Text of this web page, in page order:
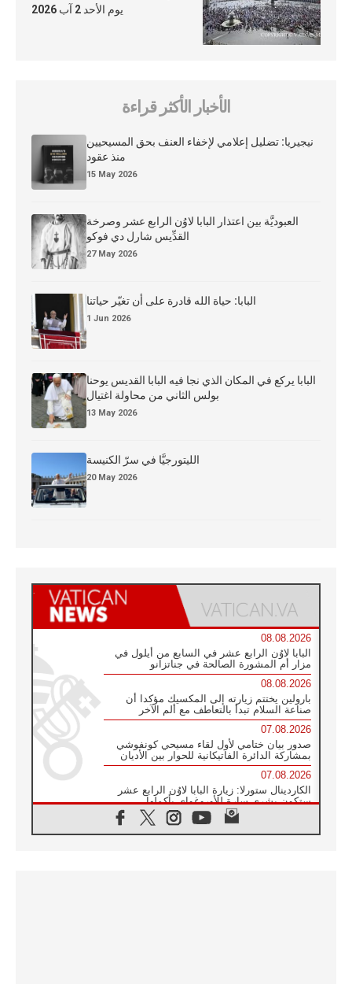
يوم الأحد 2 آب 2026
الأخبار الأكثر قراءة
نيجيريا: تضليل إعلامي لإخفاء العنف بحق المسيحيين
منذ عقود
15 May 2026
العبوديَّة بين اعتذار البابا لاوُن الرابع عشر وصرخة
القدِّيس شارل دي فوكو
27 May 2026
البابا: حياة الله قادرة على أن تغيّر حياتنا
1 Jun 2026
البابا يركع في المكان الذي نجا فيه البابا القديس يوحنا
بولس الثاني من محاولة اغتيال
13 May 2026
الليتورجيَّا في سرّ الكنيسة
20 May 2026
08.08.2026
البابا لاوُن الرابع عشر في السابع من أيلول في
مزار أم المشورة الصالحة في جناتزانو
08.08.2026
بارولين يختتم زيارته إلى المكسيك مؤكدا أن
صناعة السلام تبدأ بالتعاطف مع ألم الآخر
07.08.2026
صدور بيان ختامي لأول لقاء مسيحي كونفوشي
بمشاركة الدائرة الفاتيكانية للحوار بين الأديان
07.08.2026
الكاردينال ستورلا: زيارة البابا لاوُن الرابع عشر
ستكون بشرى سارة للأوروغواي بأكملها
الفاتيكان يعلن برنامج الزيارة الرسولية للبابا لاوُن